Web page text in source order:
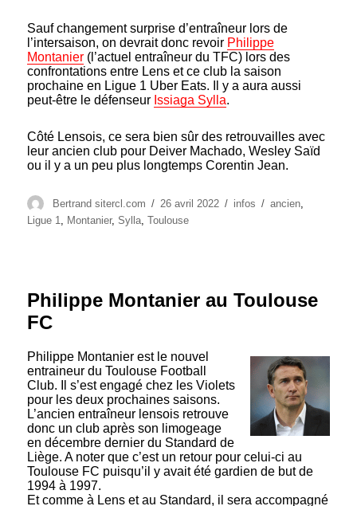
Sauf changement surprise d’entraîneur lors de
l’intersaison, on devrait donc revoir Philippe
Montanier (l’actuel entraîneur du TFC) lors des
confrontations entre Lens et ce club la saison
prochaine en Ligue 1 Uber Eats. Il y a aura aussi
peut-être le défenseur Issiaga Sylla.
Côté Lensois, ce sera bien sûr des retrouvailles avec
leur ancien club pour Deiver Machado, Wesley Saïd
ou il y a un peu plus longtemps Corentin Jean.
Auteur
Bertrand sitercl.com
Publié
le
26 avril 2022 Catégories
infos Étiquettes
ancien,
Ligue 1, Montanier,Sylla,Toulouse
Philippe Montanier au Toulouse
FC
Philippe Montanier est le nouvel
entraineur du Toulouse Football
Club. Il s’est engagé chez les Violets
pour les deux prochaines saisons.
L’ancien entraîneur lensois retrouve
donc un club après son limogeage
en décembre dernier du Standard de
Liège. A noter que c’est un retour pour celui-ci au
Toulouse FC puisqu’il y avait été gardien de but de
1994 à 1997.
Et comme à Lens et au Standard, il sera accompagné